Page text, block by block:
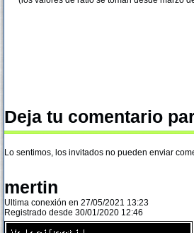
Deja tu comentario
Lo sentimos, los invitados no pueden enviar
mertin
Ultima conexión en 27/05/2021 13:23
Registrado desde 30/01/2020 12:46